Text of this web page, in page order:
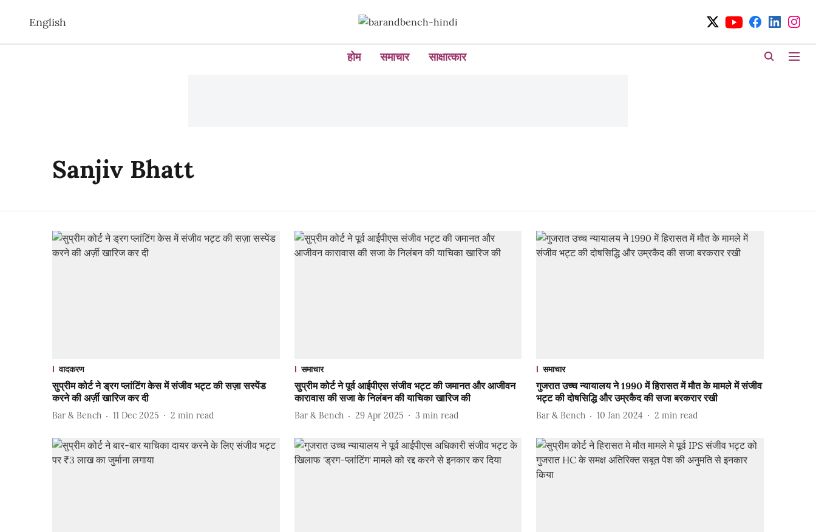
English
होम समाचार साक्षात्कार
Sanjiv Bhatt
वादकरण
सुप्रीम कोर्ट ने ड्रग प्लांटिंग केस में संजीव भट्ट की सज़ा सस्पेंड
करने की अर्ज़ी खारिज कर दी
Bar & Bench 11 Dec 2025 2 min read
समाचार
सुप्रीम कोर्ट ने पूर्व आईपीएस संजीव भट्ट की जमानत और आजीवन
कारावास की सजा के निलंबन की याचिका खारिज की
Bar & Bench 29 Apr 2025 3 min read
समाचार
गुजरात उच्च न्यायालय ने 1990 में हिरासत में मौत के मामले में संजीव
भट्ट की दोषसिद्धि और उम्रकैद की सजा बरकरार रखी
Bar & Bench 10 Jan 2024 2 min read